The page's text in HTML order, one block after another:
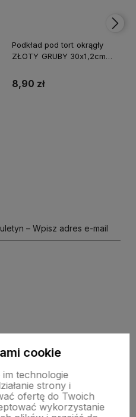
Podkład pod tort okrągły
ZŁOTY GRUBY 30x1,2cm
8,90 zł
– Wpisz adres e-mail
cookie
technologie
strony i
ofertę do Twoich
wykorzystanie